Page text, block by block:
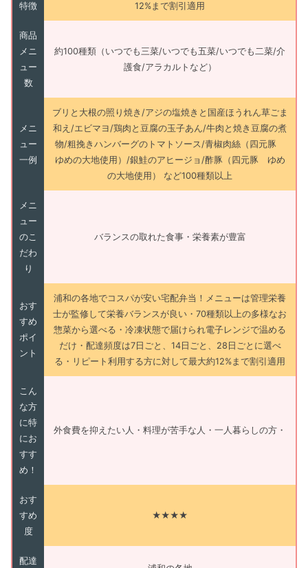
特徴
12%まで割引適用
商品
メニ
ュー
数
約100種類（いつでも三菜/いつでも五菜/いつでも二菜/介
護食/アラカルトなど）
メニ
ュー
一例
ブリと大根の照り焼き/アジの塩焼きと国産ほうれん草ごま
和え/エビマヨ/鶏肉と豆腐の玉子あん/牛肉と焼き豆腐の煮
物/粗挽きハンバーグのトマトソース/青椒肉絲（四元豚
ゆめの大地使用）/銀鮭のアヒージョ/酢豚（四元豚 ゆめ
の大地使用） など100種類以上
メニ
ュー
のこ
だわ
り
バランスの取れた食事・栄養素が豊富
おす
すめ
ポイ
ント
浦和の各地でコスパが安い宅配弁当！メニューは管理栄養
士が監修して栄養バランスが良い・70種類以上の多様なお
惣菜から選べる・冷凍状態で届けられ電子レンジで温める
だけ・配達頻度は7日ごと、14日ごと、28日ごとに選べ
る・リピート利用する方に対して最大約12%まで割引適用
こん
な方
に特
にお
すす
め！
外食費を抑えたい人・料理が苦手な人・一人暮らしの方・
おす
すめ
度
★★★★
配達